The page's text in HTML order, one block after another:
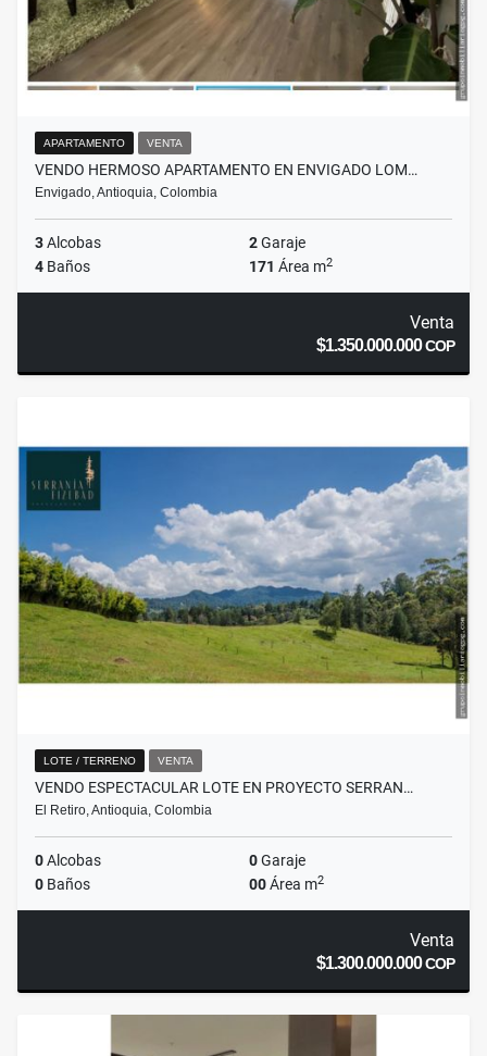
APARTAMENTO VENTA
VENDO HERMOSO APARTAMENTO EN ENVIGADO LOM…
Envigado, Antioquia, Colombia
3Alcobas 2Garaje
4 Baños 171 Área m2
Venta
$1.350.000.000COP
LOTE / TERRENO VENTA
VENDO ESPECTACULAR LOTE EN PROYECTO SERRAN…
El Retiro, Antioquia, Colombia
0Alcobas 0Garaje
0 Baños 00Área m2
Venta
$1.300.000.000COP